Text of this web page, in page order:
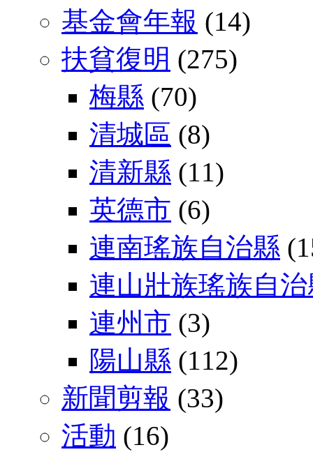
基金會年報 (14)
扶貧復明 (275)
梅縣 (70)
清城區 (8)
清新縣 (11)
英德市 (6)
連南瑤族自治縣
連山壯族瑤族自
連州市 (3)
陽山縣 (112)
新聞剪報 (33)
活動 (16)